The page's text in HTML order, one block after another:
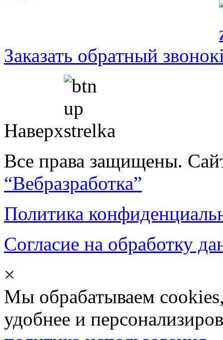
Заказать обратный звонок
Наверх
Все права защищены.
“Вебразработка”
Политика
Согласие на обработку
×
Мы обрабатываем
удобнее и